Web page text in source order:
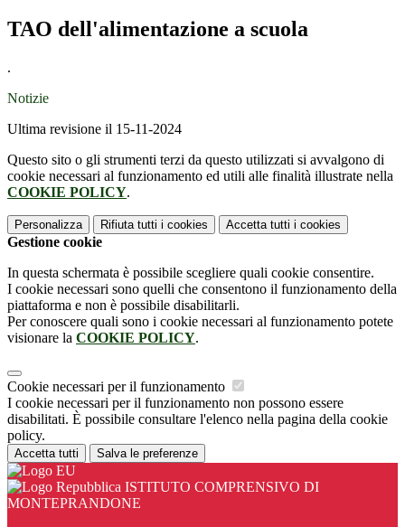
TAO dell'alimentazione a scuola
.
Notizie
Ultima revisione il 15-11-2024
Questo sito o gli strumenti terzi da questo utilizzati si avvalgono di
cookie necessari al funzionamento ed utili alle finalità illustrate nella
COOKIE POLICY.
Personalizza Rifiuta tutti i cookies Accetta tutti i cookies
Gestione cookie
In questa schermata è possibile scegliere quali cookie consentire.
I cookie necessari sono quelli che consentono il funzionamento della
piattaforma e non è possibile disabilitarli.
Per conoscere quali sono i cookie necessari al funzionamento potete
visionare la COOKIE POLICY.
Cookie necessari per il funzionamento
I cookie necessari per il funzionamento non possono essere
disabilitati. È possibile consultare l'elenco nella pagina della cookie
policy.
Accetta tutti Salva le preferenze
ISTITUTO COMPRENSIVO DI
MONTEPRANDONE